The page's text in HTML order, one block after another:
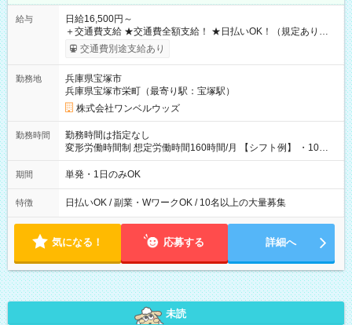
給与
日給16,500円～
＋交通費支給 ★交通費全額支給！ ★日払いOK！（規定あり） ┗
働いたその日に現金GET♪ お仕事後はコンビニATMから 日払
交通費別途支給あり
勤務地
兵庫県宝塚市
兵庫県宝塚市栄町（最寄り駅：宝塚駅）
株式会社ワンベルウッズ
勤務時間
勤務時間は指定なし
変形労働時間制 想定労働時間160時間/月 【シフト例】 ・10：
00～20：00
期間 単発・1日のみOK
特徴 日払いOK / 副業・WワークOK / 10名以上の大量募集
気になる！ 応募する 詳細へ
未読